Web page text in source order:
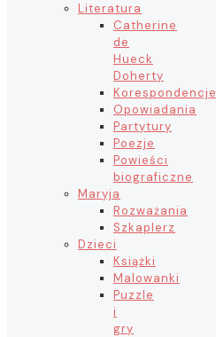
Literatura
Catherine
de
Hueck
Doherty
Korespondencje
Opowiadania
Partytury
Poezje
Powieści
biograficzne
Maryja
Rozważania
Szkaplerz
Dzieci
Książki
Malowanki
Puzzle
i
gry